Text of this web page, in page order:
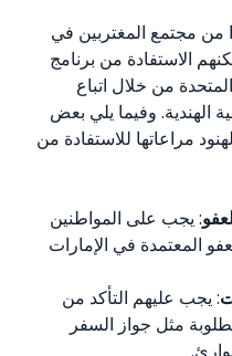
من مجتمع المغتربين في
الاستفادة من برنامج
من خلال اتباع
الهندية. وفيما يلي بعض
مراعاتها للاستفادة من
: يجب على المواطنين
المعتمدة في الإمارات
: يجب عليهم التأكد من
مثل جواز السفر